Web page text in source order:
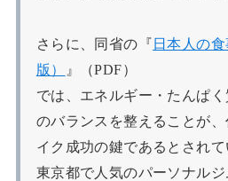
さらに、同省の『 日本人の
版）
』（PDF）
では、エネルギー・たんぱ
のバランスを整えることが
イク成功の鍵であるとされて
東京都で人気のパーソナルジ